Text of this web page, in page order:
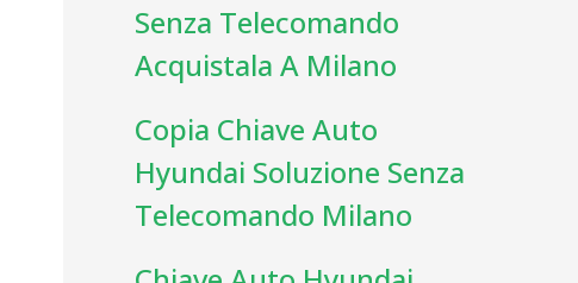
Senza Telecomando
Acquistala A Milano
Copia Chiave Auto
Hyundai Soluzione Senza
Telecomando Milano